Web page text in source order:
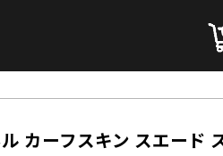
カーフスキン スエード